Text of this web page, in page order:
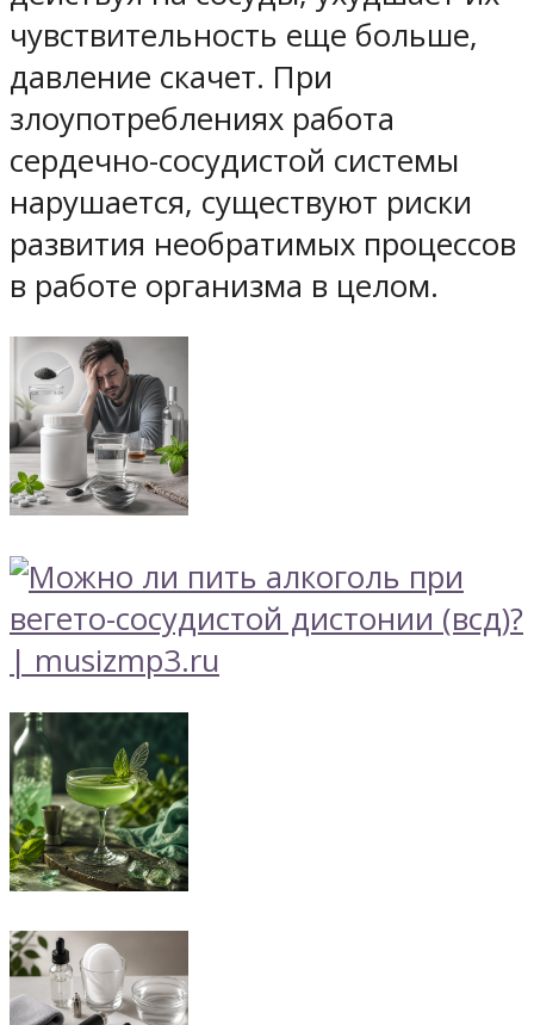
чувствительность еще больше,
давление скачет. При
злоупотреблениях работа
сердечно-сосудистой системы
нарушается, существуют риски
развития необратимых процессов
в работе организма в целом.